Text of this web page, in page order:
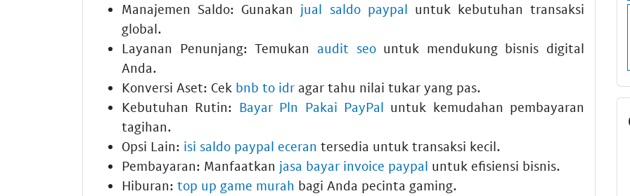
Manajemen Saldo: Gunakan jual saldo paypal untuk kebutuhan transaksi
global.
Layanan Penunjang: Temukan audit seountuk mendukung bisnis digital
Anda.
Konversi Aset: Cek bnb to idr agar tahu nilai tukar yang pas.
Kebutuhan Rutin: Bayar Pln Pakai PayPal untuk kemudahan pembayaran
tagihan.
Opsi Lain: isi saldo paypal eceran tersedia untuk transaksi kecil.
Pembayaran: Manfaatkan jasa bayar invoice paypal untuk efisiensi bisnis.
Hiburan: top up game murah bagi Anda pecinta gaming.